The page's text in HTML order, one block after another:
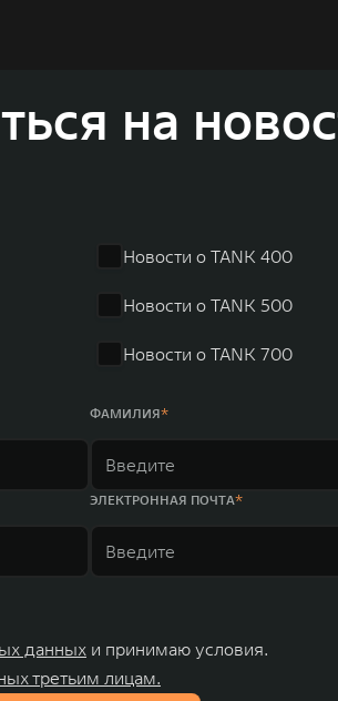
компаний, а штат включает более 60 000
и составила 136,3 млрд юаней (1,6 трлн
включая центры в России, Китае,
на
Новости о TANK 400
Новости о TANK 500
Новости о TANK 700
ФАМИЛИЯ
ЭЛЕКТРОННАЯ ПОЧТА
данных и принимаю условия.
третьим лицам.